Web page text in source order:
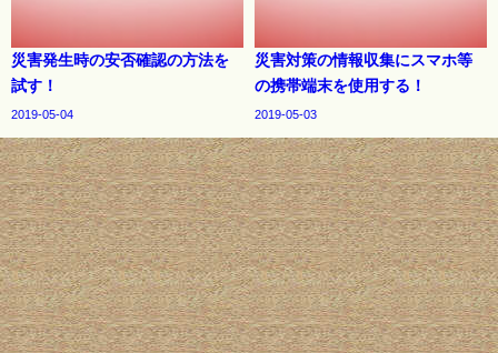
災害発生時の安否確認の方法を
試す！
2019-05-04
災害対策の情報収集にスマホ等
の携帯端末を使用する！
2019-05-03